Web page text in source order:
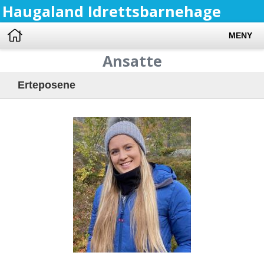
Haugaland Idrettsbarnehage
MENY
Ansatte
Erteposene